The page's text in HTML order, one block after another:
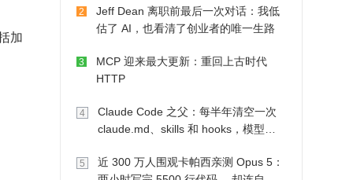
加
2
Jeff Dean 离职前最后一次对话：我低
估了 AI，也看清了创业者的唯一生路
3
MCP 迎来最大更新：重回上古时代
HTTP
4
Claude Code 之父：每半年清空一次
claude.md、skills 和 hooks，模型自
5
近 300 万人围观卡帕西亲测 Opus 5：